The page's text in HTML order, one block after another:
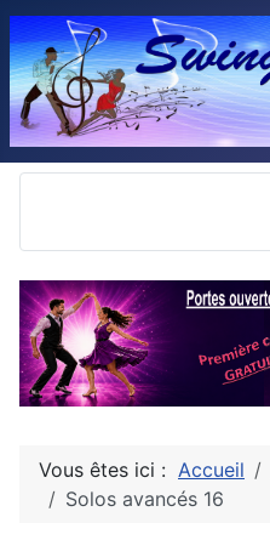
Vous êtes ici : Accueil
Solos avancés 16